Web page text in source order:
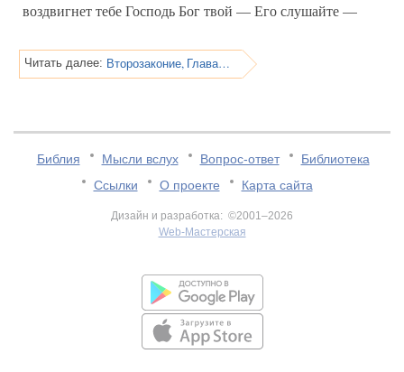
воздвигнет тебе Господь Бог твой — Его слушайте —
Читать далее: Второзаконие, Глава 18
Библия Мысли вслух Вопрос-ответ
Библиотека
Ссылки
О проекте Карта сайта
Дизайн и разработка: ©2001–2026
Web-Мастерская